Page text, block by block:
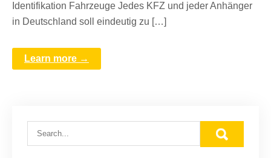
Identifikation Fahrzeuge Jedes KFZ und jeder Anhänger
in Deutschland soll eindeutig zu […]
Learn more →